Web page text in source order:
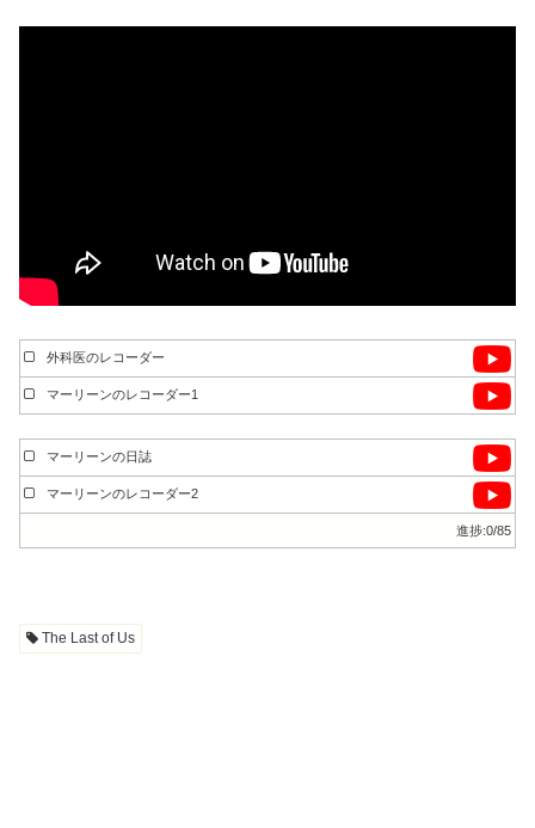
外科医のレコーダー
マーリーンのレコーダー1
マーリーンの日誌
マーリーンのレコーダー2
進捗:0/85
The Last of Us